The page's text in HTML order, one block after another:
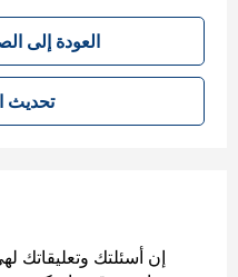
العودة إلى
تحديث الصفحة
إن أسئلتك وتعليقاتك